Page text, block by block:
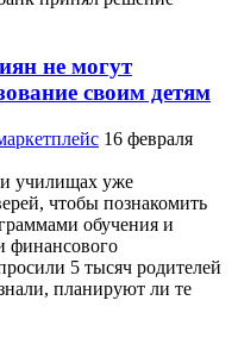
не могут
своим детям
16 февраля
и училищах уже
чтобы познакомить
обучения и
финансового
5 тысяч родителей
планируют ли те